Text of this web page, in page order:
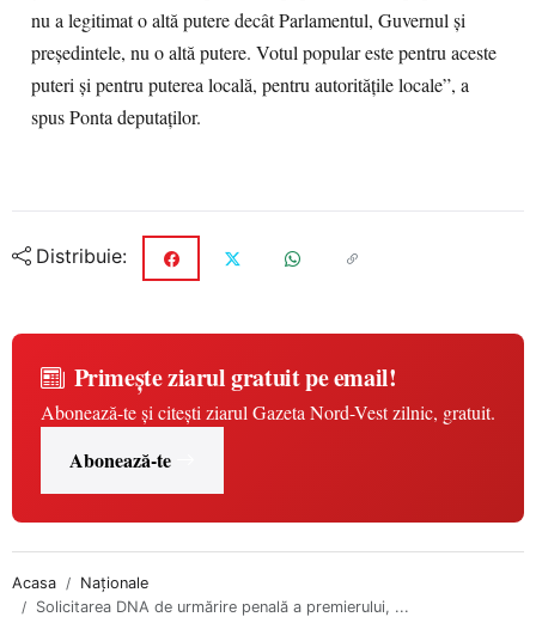
nu a legitimat o altă putere decât Parlamentul, Guvernul şi
preşedintele, nu o altă putere. Votul popular este pentru aceste
puteri şi pentru puterea locală, pentru autorităţile locale”, a
spus Ponta deputaţilor.
Distribuie:
Primește ziarul gratuit pe email!
Abonează-te și citești ziarul Gazeta Nord-Vest zilnic, gratuit.
Abonează-te
Acasa
Naționale
Solicitarea DNA de urmărire penală a premierului, ...